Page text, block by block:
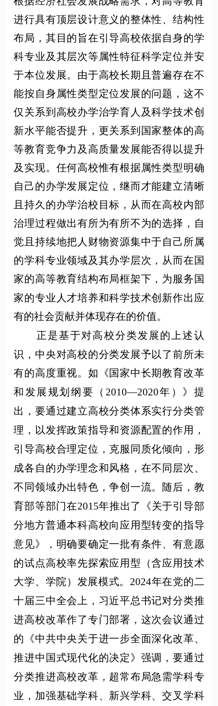
进行具有顶层设计意义的整体性、结构性
布局，其目的旨在引导高校依据自身的学
科专业及其层次等属性特征科学定位并安
于本位发展。由于高校长期且普遍存在不
能按自身属性类型定位发展的问题，这不
仅关系到高校办学治学育人及科学技术创
新水平能否提升，更关系到国家整体的高
等教育竞争力及高质量发展能否得以提升
及实现。任何高校惟有根据属性类型明确
自己的办学发展定位，继而才能建立清晰
且持久的办学治校目标，从而在高校内部
治理过程做出有所为有所不为的选择，自
觉且持续地把人财物资源集中于自己所属
的学科专业领域及其办学层次，从而在国
家的高等教育结构布局框架下，为服务国
家的专业人才培养和科学技术创新作出应
有的社会贡献并体现存在的价值。
正是基于对高校分类发展的上述认
识，中央对高校的分类发展予以了前所未
有的高度重视。如《国家中长期教育改革
和发展规划纲要（ 2010—2020年）》提
出，要通过建立高校分类体系实行分类管
理，以发挥政策指导和资源配置的作用，
引导高校合理定位，克服同质化倾向，形
成各自的办学理念和风格，在不同层次、
不同领域办出特色，争创一流。随后，教
育部等部门在2015年推出了《关于引导部
分地方普通本科高校向应用型转变的指导
意见》，明确要确定一批有条件、有意愿
的试点高校率先探索应用型（含应用技术
大学、学院）发展模式。2024年在党的二
十届三中全会上，习近平总书记对分类推
进高校改革作了专门部署，这次会议通过
的《中共中央关于进一步全面深化改革、
推进中国式现代化的决定》强调，要通过
分类推进高校改革，超常布局急需学科专
业，加强基础学科、新兴学科、交叉学科